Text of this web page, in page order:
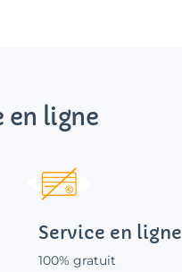
en ligne
Service en ligne
100% gratuit